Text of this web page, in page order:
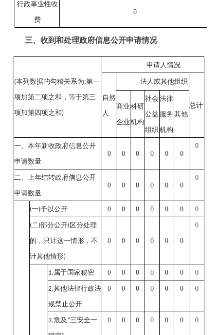
行政事业性收
费
0
三、收到和处理政府信息公开申请情况
(本列数据的勾稽关系为:第一
项加第二项之和，等于第三
项加第四项之和 )
申请人情况
自然
人
法人或其他组织
总计
商业
企业
科研
机构
社会
公益
组织
法律
服务
机构
其他
一、本年新收政府信息公开
申请数量
0 0 0 0 0 0
0
二、上年结转政府信息公开
申请数量
0 0 0 0 0 0
0
(一)予以公开 0 0 0 0 0 0 0
(二)部分公开( 区分处理
的，只计这一情形，不
计其他情形)
0 0 0 0 0 0
0
1. 属于国家秘密 0 0 0 0 0 0 0
2.其他法律行政法
规禁止公开
0 0 0 0 0 0 0
3.危及 “三安全一 0 0 0 0 0 0 0